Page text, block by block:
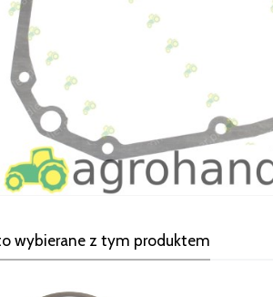
wybierane z tym produktem